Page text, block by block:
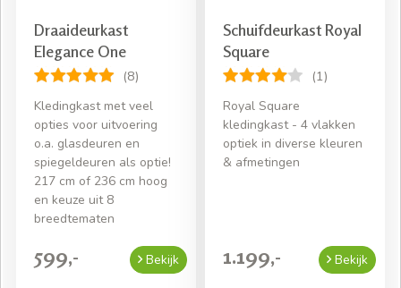
Draaideurkast
Elegance One
(8)
Kledingkast met veel
opties voor uitvoering
o.a. glasdeuren en
spiegeldeuren als optie!
217 cm of 236 cm hoog
en keuze uit 8
breedtematen
599,- Bekijk
Schuifdeurkast Royal
Square
(1)
Royal Square
kledingkast - 4 vlakken
optiek in diverse kleuren
& afmetingen
1.199,- Bekijk